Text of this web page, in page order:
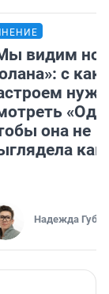
видим
с
она не
как
Надежда